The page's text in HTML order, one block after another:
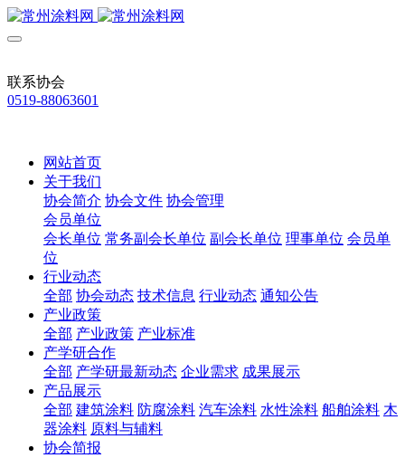
联系协会
0519-88063601
网站首页
关于我们
协会简介 协会文件 协会管理
会员单位
会长单位 常务副会长单位 副会长单位 理事单位 会员单
位
行业动态
全部 协会动态 技术信息 行业动态 通知公告
产业政策
全部 产业政策 产业标准
产学研合作
全部 产学研最新动态 企业需求 成果展示
产品展示
全部 建筑涂料 防腐涂料 汽车涂料 水性涂料 船舶涂料 木
器涂料 原料与辅料
协会简报